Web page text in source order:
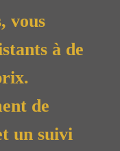
vous
à de
de
un suivi